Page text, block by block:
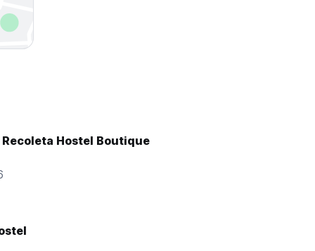
Recoleta Hostel Boutique